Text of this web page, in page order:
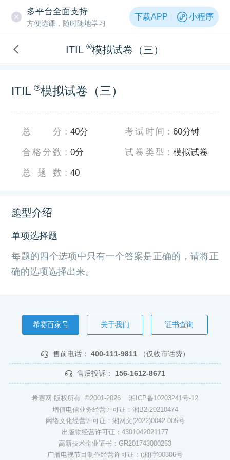
多平台全面支持
方便选课，随时随地学习
下载APP 小程序
ITIL®模拟试卷（三）
ITIL®模拟试卷（三）
总分 ：40分
合格分数 ：0分
总题数 ：40
考试时间 ：60分钟
试卷类型 ：模拟试卷
题型介绍
单项选择题
每题的四个选项中只有一个答案是正确的，请将正
确的选项选择出来。
希赛百家号 关于我们 证书查询
售前电话： 400-111-9811 （仅收市话费）
售后投诉： 156-1612-8671
希赛网 版权所有 ©2001-2026 湘ICP备10203241号-12
增值电信业务经营许可证：湘B2-20210474
网络文化经营许可证：湘网文(2022)0042-005号
出版物经营许可证：4301042021177
高新技术企业证书：GR201743000253
广播电视节目制作经营许可证：(湘)字00306号